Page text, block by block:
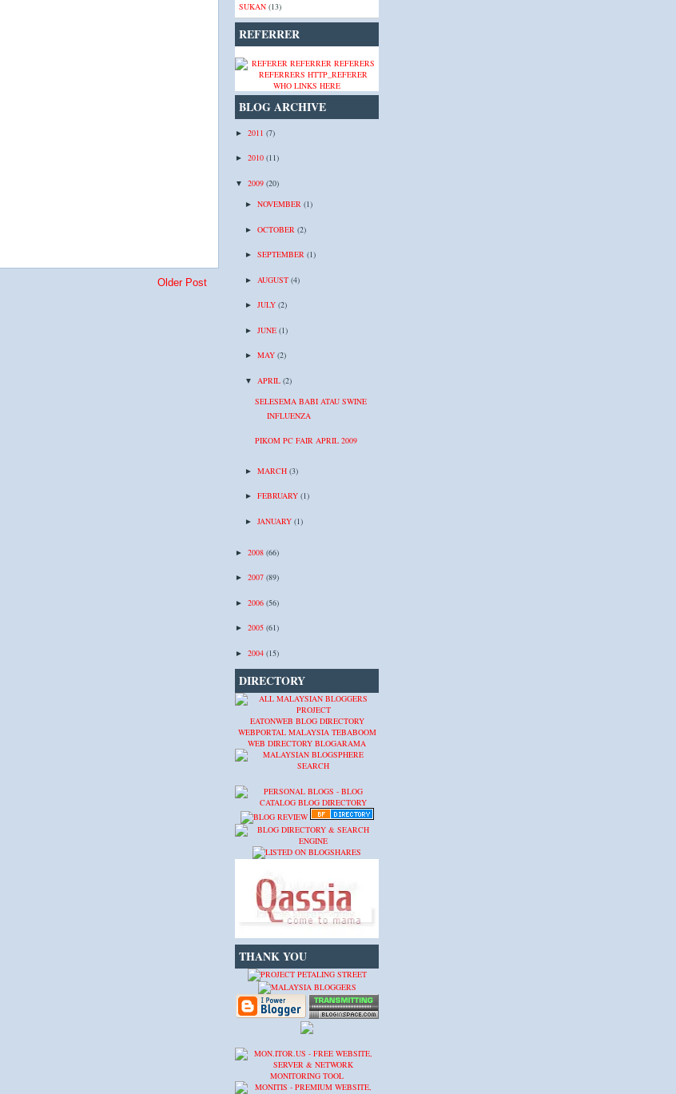
Older Post
SUKAN (13)
REFERRER
WHO LINKS HERE
BLOG ARCHIVE
► 2011 (7)
► 2010 (11)
▼ 2009 (20)
► NOVEMBER (1)
► OCTOBER (2)
► SEPTEMBER (1)
► AUGUST (4)
► JULY (2)
► JUNE (1)
► MAY (2)
▼ APRIL (2)
SELESEMA BABI ATAU SWINE
INFLUENZA
PIKOM PC FAIR APRIL 2009
► MARCH (3)
► FEBRUARY (1)
► JANUARY (1)
► 2008 (66)
► 2007 (89)
► 2006 (56)
► 2005 (61)
► 2004 (15)
DIRECTORY
EATONWEB BLOG DIRECTORY
WEBPORTAL MALAYSIA TEBABOOM
WEB DIRECTORY BLOGARAMA
THANK YOU